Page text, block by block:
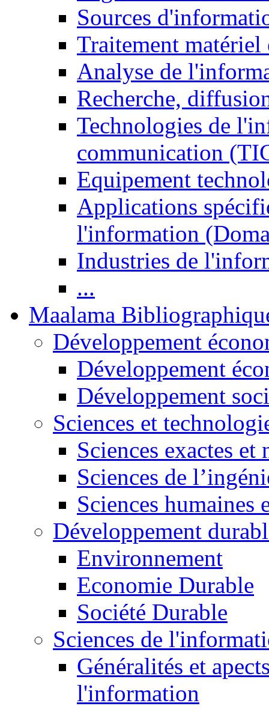
Sources
Traitement matériel
Analyse de
Recherche,
Technologies de
communication
Equipement
Applications
l'information
Industries de
...
Maalama
Développement
Développement
Développement
Sciences et
Sciences exactes et
Sciences de
Sciences humaines
Développement
Environnement
Economie Durable
Société Durable
Sciences de
Généralités et
l'information